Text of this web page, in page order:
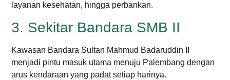
layanan kesehatan, hingga perbankan.
3. Sekitar Bandara SMB II
Kawasan Bandara Sultan Mahmud Badaruddin II
menjadi pintu masuk utama menuju Palembang dengan
arus kendaraan yang padat setiap harinya.